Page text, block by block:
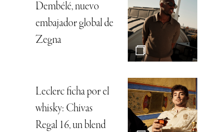
Dembélé, nuevo
embajador global de
Zegna
Leclerc ficha por el
whisky: Chivas
Regal 16, un blend